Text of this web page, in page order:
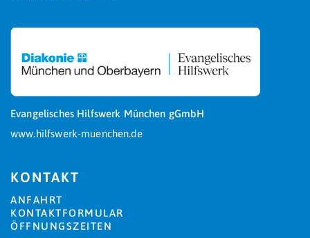
Evangelisches Hilfswerk München gGmbH
www.hilfswerk-muenchen.de
KONTAKT
ANFAHRT
KONTAKTFORMULAR
ÖFFNUNGSZEITEN